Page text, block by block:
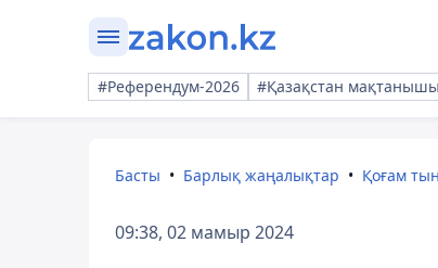
#Референдум-2026 #Қазақстан мақтанышы
Басты Барлық жаңалықтар Қоғам
09:38, 02 мамыр 2024